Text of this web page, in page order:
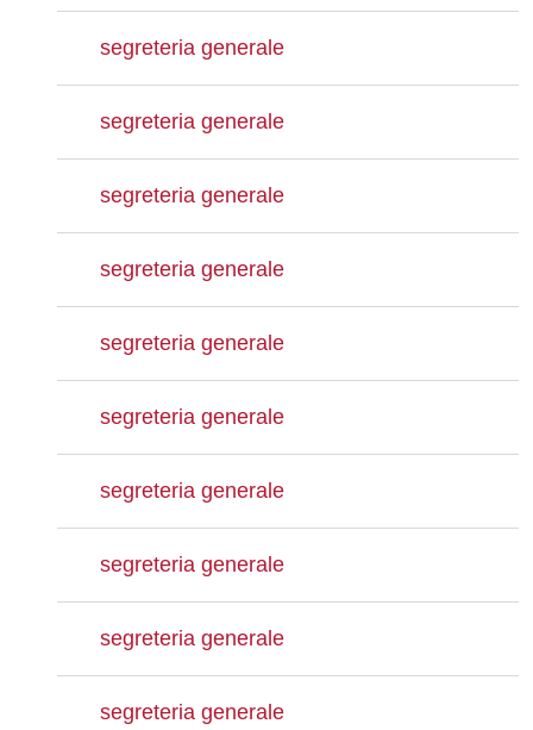
segreteria generale
segreteria generale
segreteria generale
segreteria generale
segreteria generale
segreteria generale
segreteria generale
segreteria generale
segreteria generale
segreteria generale